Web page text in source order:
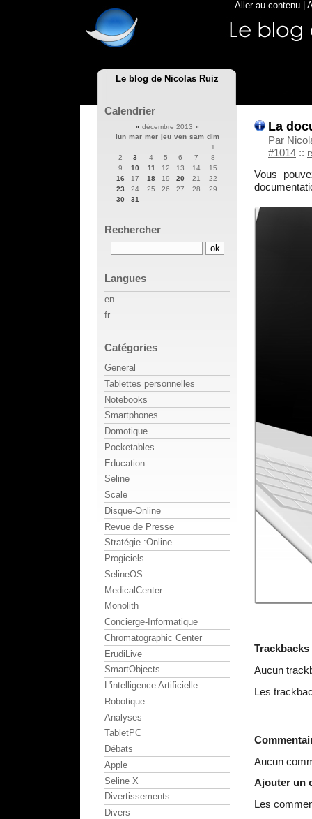
Le blog de Nicolas Ruiz
Aller au contenu
La
Par
#1014 ::
Vous
Trackbacks
Aucun
Les
Aucun
Ajouter un
Les
Calendrier
« décembre 2013 »
lun mar mer jeu ven sam dim
1
2
3 4 5 6 7
8
9
10 11 12 13 14
15
16
17 18 19 20 21
22
23
24 25 26 27 28
29
30
31
Rechercher
Langues
en
fr
Catégories
General
Tablettes personnelles
Notebooks
Smartphones
Domotique
Pocketables
Education
Seline
Scale
Disque-Online
Revue de Presse
Stratégie :Online
Progiciels
SelineOS
MedicalCenter
Monolith
Concierge-Informatique
Chromatographic Center
ErudiLive
SmartObjects
L'intelligence Artificielle
Robotique
Analyses
TabletPC
Débats
Apple
Seline X
Divertissements
Divers